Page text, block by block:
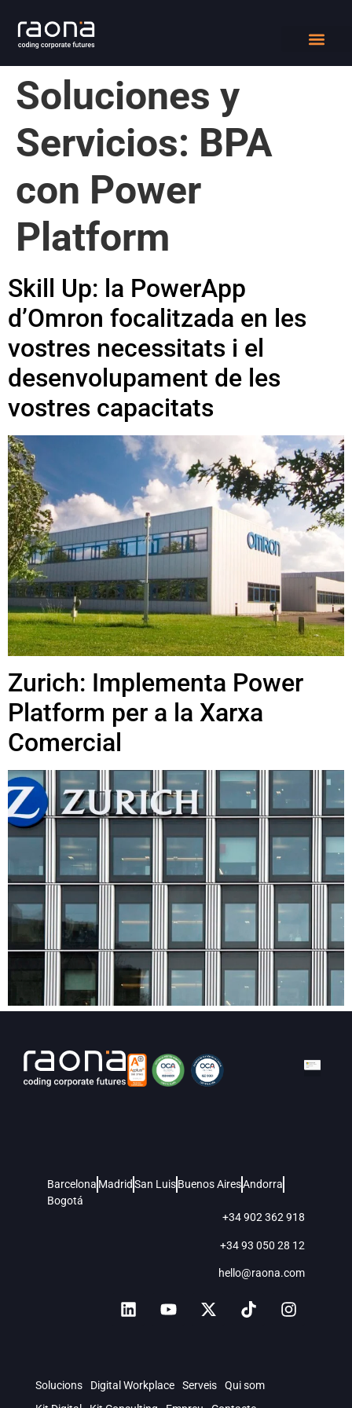
Soluciones y
Servicios: BPA
con Power
Platform
Skill Up: la PowerApp
d’Omron focalitzada en les
vostres necessitats i el
desenvolupament de les
vostres capacitats
Zurich: Implementa Power
Platform per a la Xarxa
Comercial
Barcelona MadridSan LuisBuenos AiresAndorra
Bogotá
+34 902 362 918
+34 93 050 28 12
hello@raona.com
Solucions Digital Workplace Serveis
Qui som